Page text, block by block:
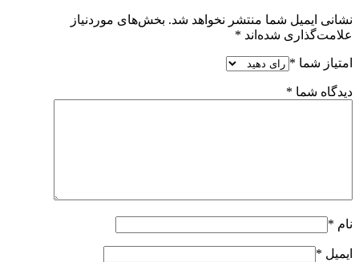
نشانی ایمیل شما منتشر نخواهد شد. بخش‌های موردنیاز
علامت‌گذاری شده‌اند *
امتیاز شما *
دیدگاه شما *
نام *
ایمیل *